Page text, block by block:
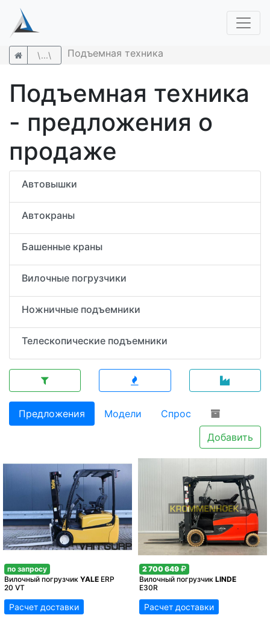
\...\ Подъемная техника
Подъемная техника
- предложения о
продаже
Автовышки
Автокраны
Башенные краны
Вилочные погрузчики
Ножничные подъемники
Телескопические подъемники
Предложения Модели
Спрос
Добавить
по запросу
Вилочный погрузчик YALE ERP
20 VT
Расчет доставки
2 700 649
Вилочный погрузчик LINDE
E30R
Расчет доставки